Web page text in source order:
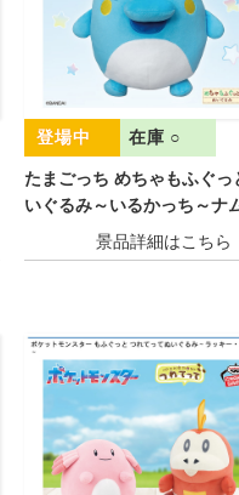
たまごっち めちゃもふぐっ
いぐるみ～いるかっち～ナ
キャンペーン
在庫 ○